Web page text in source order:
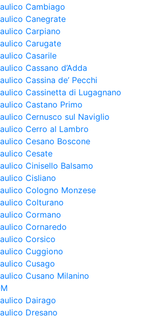
Cambiago
Canegrate
Carpiano
Carugate
Casarile
Cassano d’Adda
Cassina de’ Pecchi
Cassinetta di Lugagnano
Castano Primo
Cernusco sul Naviglio
Cerro al Lambro
Cesano Boscone
Cesate
Cinisello Balsamo
Cisliano
Cologno Monzese
Colturano
Cormano
Cornaredo
Corsico
Cuggiono
Cusago
Cusano Milanino
Dairago
Dresano